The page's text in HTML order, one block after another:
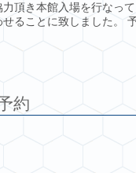
頂き本館入場を行なっ
ることに致しました。
約